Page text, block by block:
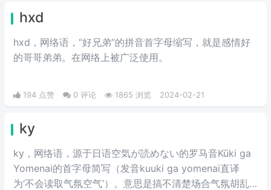
hxd
hxd，网络语，“好兄弟”的拼音首字母缩写，就是感情好
的哥哥弟弟。在网络上被广泛使用。
194 点赞 0 评论 1865 浏览 2024-02-21
ky
ky，网络语，源于日语空気が読めない的罗马音Kūki ga
Yomenai的首字母简写（发音kuuki ga yomenai直译
为‘不会读取气氛空气’）。意思是搞不清楚场合气氛胡乱